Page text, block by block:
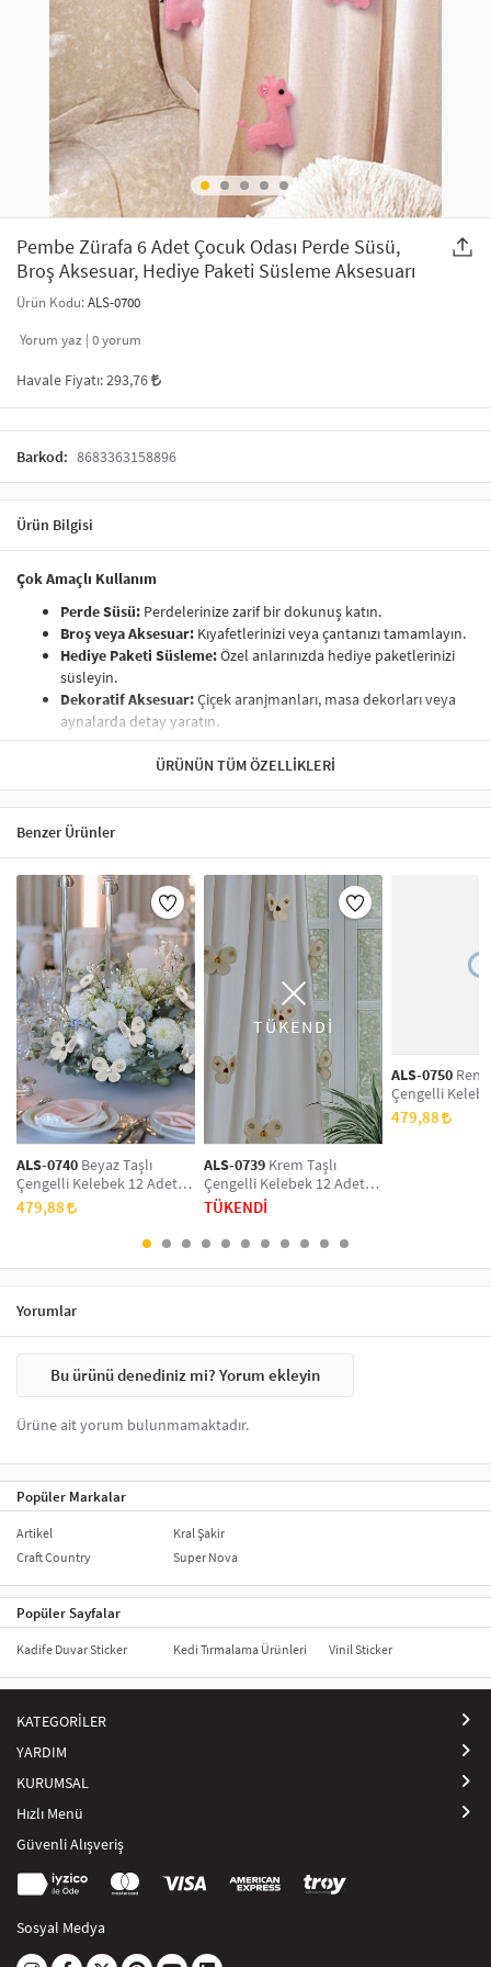
SAÇ AKSESUARLARI
GELİN / DÜĞÜN AKSESUARLARI
TELEFON ASKISI
MAKYAJ ÇANTASI
ŞAL VE FULAR
ODA KOKUSU VE MUM
PARTİ SÜSLERİ
YILBAŞI ÜRÜNLERİ
KULLAN AT TABAK BARDAK SETİ
Pembe Zürafa 6 Adet Çocuk Odası Perde Süsü,
Broş Aksesuar, Hediye Paketi Süsleme Aksesuarı
Ürün Kodu:ALS-0700
Yorum yaz | 0yorum
Havale Fiyatı:293,76
Barkod: 8683363158896
Ürün Bilgisi
Çok Amaçlı Kullanım
Perde Süsü: Perdelerinize zarif bir dokunuş katın.
Broş veya Aksesuar: Kıyafetlerinizi veya çantanızı tamamlayın.
Hediye Paketi Süsleme:Özel anlarınızda hediye paketlerinizi
süsleyin.
Dekoratif Aksesuar:Çiçek aranjmanları, masa dekorları veya
aynalarda detay yaratın.
Set İçeriği:Çengelli kelebekler.
Malzeme:Dayanıklı metal çengel ve taş detaylar.
Kullanım Alanı:
süsleme.
Her Ortamda Kullanılabilir
Bu çengelli kelebekler, hem dekorasyon hem de aksesuar olarak
kullanıma uygundur. Perdelerinizde, kıyafetlerinizde veya hediye
paketlerinde estetik bir detay oluşturur.
ÜRÜNÜN TÜM ÖZELLIKLERI
Benzer Ürünler
ALS-0740 Beyaz Taşlı
Çengelli Kelebek 12 Adet
Perde Süsü, Broş Aksesuar,
Hediye Paketi Süsleme
479,88
TÜKENDİ
ALS-0739 Krem Taşlı
Çengelli Kelebek 12 Adet
Perde Süsü, Broş Aksesuar,
Aksesuarı
TÜKENDİ
ALS-0750
Çengelli
Perde Süsü,
Hediye Paketi
479,88
Yorumlar
Bu ürünü denediniz mi? Yorum ekleyin
Ürüne ait yorum bulunmamaktadır.
Popüler Markalar
Artikel
Craft Country
Kral Şakir
Super Nova
Popüler Sayfalar
Kadife Duvar Sticker Kedi Tırmalama Ürünleri Vinil Sticker
KATEGORİLER
YARDIM
KURUMSAL
Hızlı Menü
Güvenli Alışveriş
Sosyal Medya